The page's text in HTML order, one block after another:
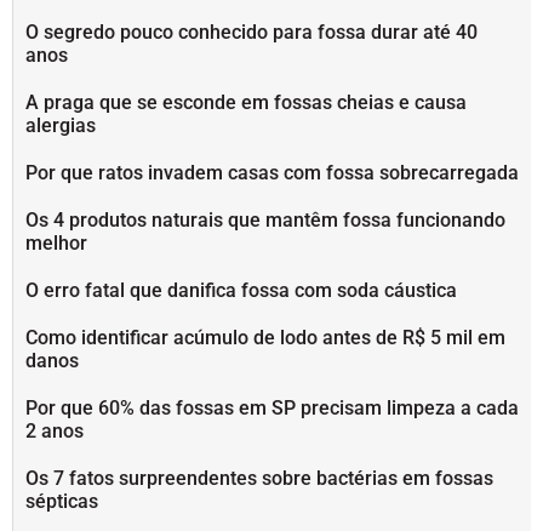
O segredo pouco conhecido para fossa durar até 40
anos
A praga que se esconde em fossas cheias e causa
alergias
Por que ratos invadem casas com fossa sobrecarregada
Os 4 produtos naturais que mantêm fossa funcionando
melhor
O erro fatal que danifica fossa com soda cáustica
Como identificar acúmulo de lodo antes de R$ 5 mil em
danos
Por que 60% das fossas em SP precisam limpeza a cada
2 anos
Os 7 fatos surpreendentes sobre bactérias em fossas
sépticas